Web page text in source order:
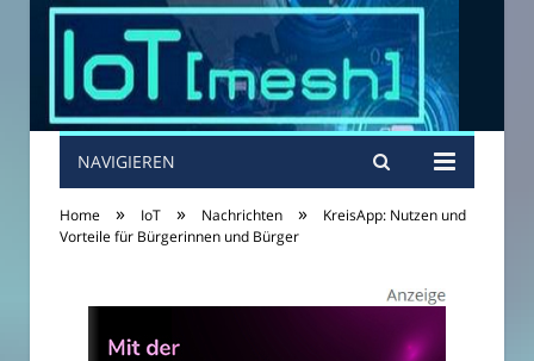
NAVIGIEREN
Home » IoT » Nachrichten »
KreisApp: Nutzen und
Vorteile für Bürgerinnen und Bürger